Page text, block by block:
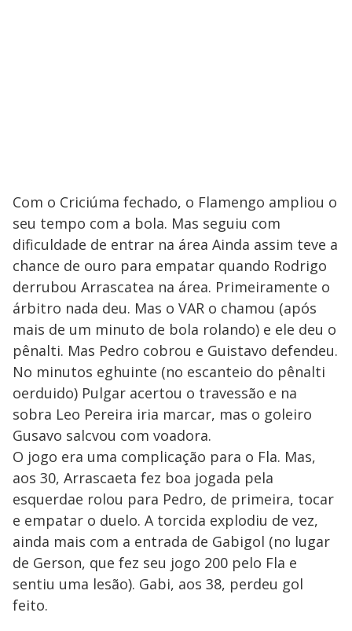
Com o Criciúma fechado, o Flamengo ampliou o
seu tempo com a bola. Mas seguiu com
dificuldade de entrar na área Ainda assim teve a
chance de ouro para empatar quando Rodrigo
derrubou Arrascatea na área. Primeiramente o
árbitro nada deu. Mas o VAR o chamou (após
mais de um minuto de bola rolando) e ele deu o
pênalti. Mas Pedro cobrou e Guistavo defendeu.
No minutos eghuinte (no escanteio do pênalti
oerduido) Pulgar acertou o travessão e na
sobra Leo Pereira iria marcar, mas o goleiro
Gusavo salcvou com voadora.
O jogo era uma complicação para o Fla. Mas,
aos 30, Arrascaeta fez boa jogada pela
esquerdae rolou para Pedro, de primeira, tocar
e empatar o duelo. A torcida explodiu de vez,
ainda mais com a entrada de Gabigol (no lugar
de Gerson, que fez seu jogo 200 pelo Fla e
sentiu uma lesão). Gabi, aos 38, perdeu gol
feito.